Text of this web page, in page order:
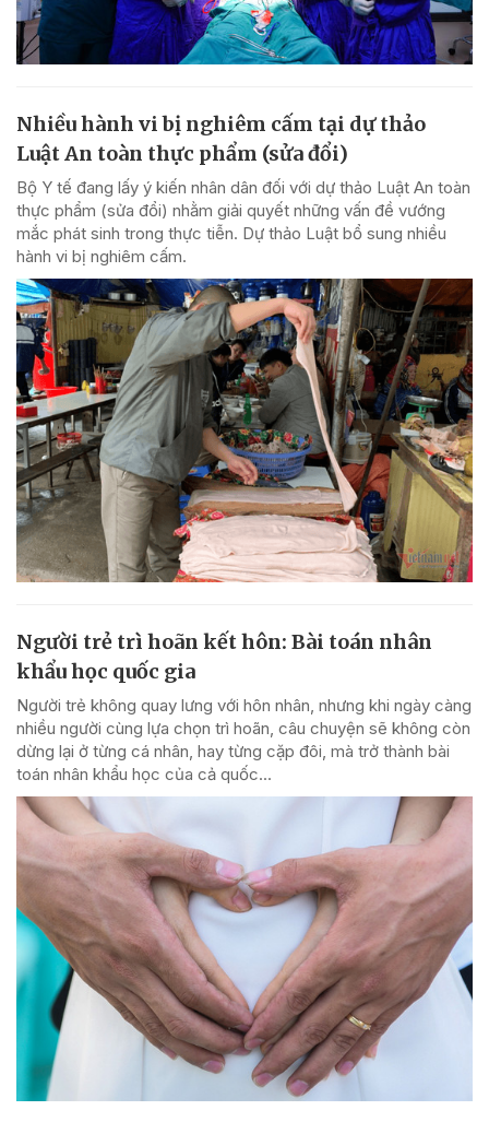
Nhiều hành vi bị nghiêm cấm tại dự thảo
Luật An toàn thực phẩm (sửa đổi)
Bộ Y tế đang lấy ý kiến nhân dân đối với dự thảo Luật An toàn
thực phẩm (sửa đổi) nhằm giải quyết những vấn đề vướng
mắc phát sinh trong thực tiễn. Dự thảo Luật bổ sung nhiều
hành vi bị nghiêm cấm.
Người trẻ trì hoãn kết hôn: Bài toán nhân
khẩu học quốc gia
Người trẻ không quay lưng với hôn nhân, nhưng khi ngày càng
nhiều người cùng lựa chọn trì hoãn, câu chuyện sẽ không còn
dừng lại ở từng cá nhân, hay từng cặp đôi, mà trở thành bài
toán nhân khẩu học của cả quốc...